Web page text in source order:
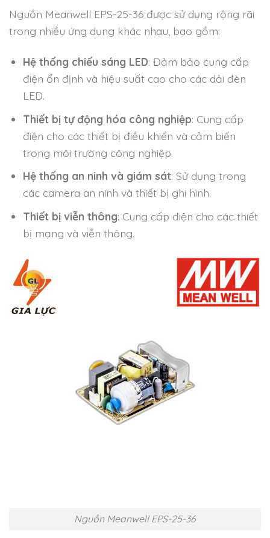
Nguồn Meanwell EPS-25-36 được sử dụng rộng rãi
trong nhiều ứng dụng khác nhau, bao gồm:
Hệ thống chiếu sáng LED: Đảm bảo cung cấp
điện ổn định và hiệu suất cao cho các dải đèn
LED.
Thiết bị tự động hóa công nghiệp: Cung cấp
điện cho các thiết bị điều khiển và cảm biến
trong môi trường công nghiệp.
Hệ thống an ninh và giám sát: Sử dụng trong
các camera an ninh và thiết bị ghi hình.
Thiết bị viễn thông: Cung cấp điện cho các thiết
bị mạng và viễn thông.
Nguồn Meanwell EPS-25-36